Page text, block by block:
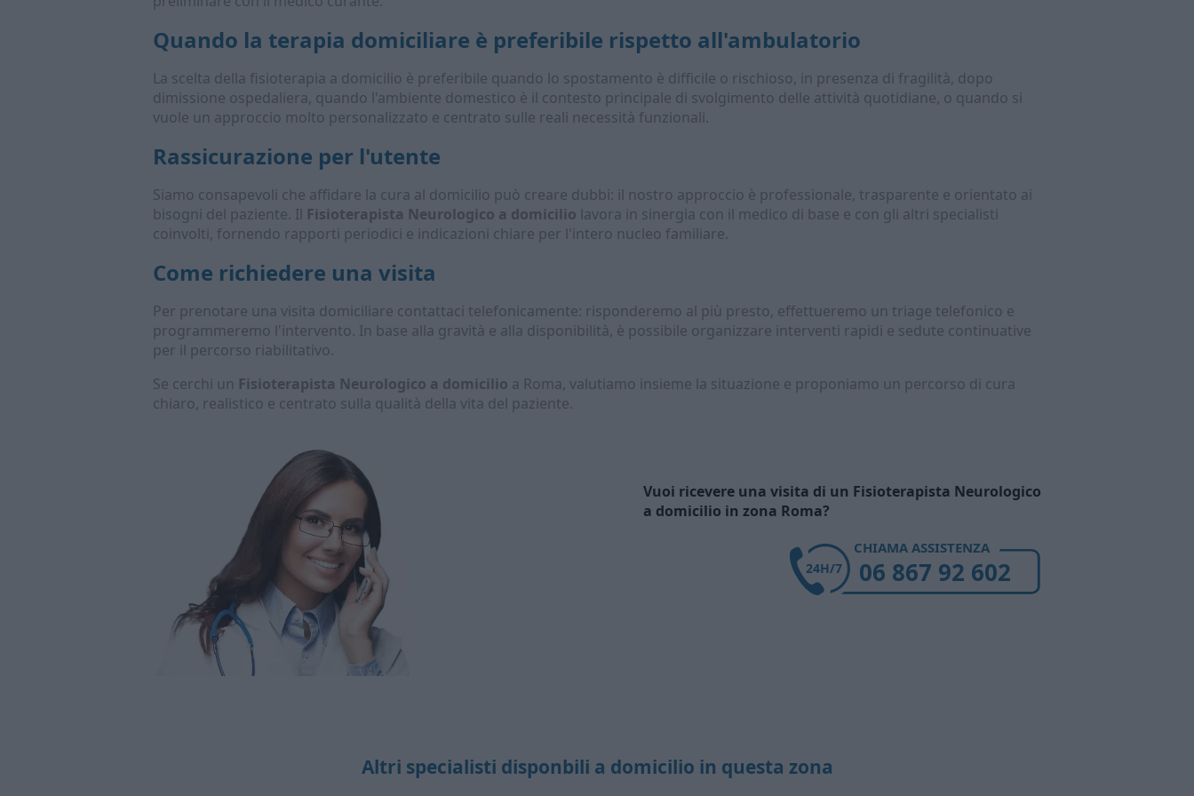
Quando la terapia domiciliare è preferibile rispetto all'ambulatorio
La scelta della fisioterapia a domicilio è preferibile quando lo spostamento è difficile o rischioso, in presenza di fragilità, dopo
dimissione ospedaliera, quando l'ambiente domestico è il contesto principale di svolgimento delle attività quotidiane, o quando si
vuole un approccio molto personalizzato e centrato sulle reali necessità funzionali.
Rassicurazione per l'utente
Siamo consapevoli che affidare la cura al domicilio può creare dubbi: il nostro approccio è professionale, trasparente e orientato ai
bisogni del paziente. Il Fisioterapista Neurologico a domicilio lavora in sinergia con il medico di base e con gli altri specialisti
coinvolti, fornendo rapporti periodici e indicazioni chiare per l'intero nucleo familiare.
Come richiedere una visita
Per prenotare una visita domiciliare contattaci telefonicamente: risponderemo al più presto, effettueremo un triage telefonico e
programmeremo l'intervento. In base alla gravità e alla disponibilità, è possibile organizzare interventi rapidi e sedute continuative
per il percorso riabilitativo.
Se cerchi un Fisioterapista Neurologico a domicilio a Roma, valutiamo insieme la situazione e proponiamo un percorso di cura
chiaro, realistico e centrato sulla qualità della vita del paziente.
Vuoi ricevere una visita di un Fisioterapista Neurologico
a domicilio in zona Roma?
CHIAMA ASSISTENZA
06 867 92 602
24H/7
Altri specialisti disponbili a domicilio in questa zona